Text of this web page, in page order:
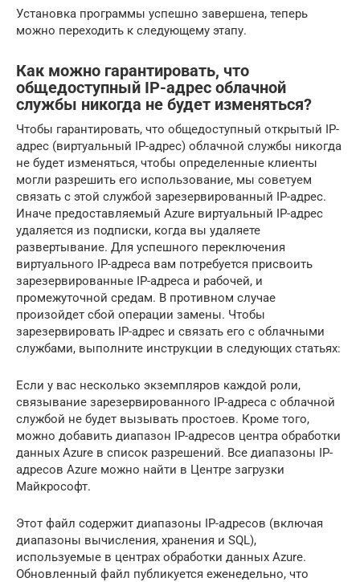
Установка программы успешно завершена, теперь
можно переходить к следующему этапу.
Как можно гарантировать, что
общедоступный IP-адрес облачной
службы никогда не будет изменяться?
Чтобы гарантировать, что общедоступный открытый IP-
адрес (виртуальный IP-адрес) облачной службы никогда
не будет изменяться, чтобы определенные клиенты
могли разрешить его использование, мы советуем
связать с этой службой зарезервированный IP-адрес.
Иначе предоставляемый Azure виртуальный IP-адрес
удаляется из подписки, когда вы удаляете
развертывание. Для успешного переключения
виртуального IP-адреса вам потребуется присвоить
зарезервированные IP-адреса и рабочей, и
промежуточной средам. В противном случае
произойдет сбой операции замены. Чтобы
зарезервировать IP-адрес и связать его с облачными
службами, выполните инструкции в следующих статьях:
Если у вас несколько экземпляров каждой роли,
связывание зарезервированного IP-адреса с облачной
службой не будет вызывать простоев. Кроме того,
можно добавить диапазон IP-адресов центра обработки
данных Azure в список разрешений. Все диапазоны IP-
адресов Azure можно найти в Центре загрузки
Майкрософт.
Этот файл содержит диапазоны IP-адресов (включая
диапазоны вычисления, хранения и SQL),
используемые в центрах обработки данных Azure.
Обновленный файл публикуется еженедельно, что